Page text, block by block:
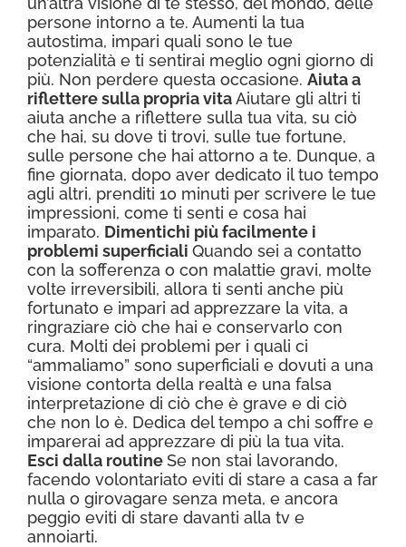
persone intorno a te. Aumenti la tua
autostima, impari quali sono le tue
potenzialità e ti sentirai meglio ogni giorno di
più. Non perdere questa occasione. Aiuta a
riflettere sulla propria vitaAiutare gli altri ti
aiuta anche a riflettere sulla tua vita, su ciò
che hai, su dove ti trovi, sulle tue fortune,
sulle persone che hai attorno a te. Dunque, a
fine giornata, dopo aver dedicato il tuo tempo
agli altri, prenditi 10 minuti per scrivere le tue
impressioni, come ti senti e cosa hai
imparato. Dimentichi più facilmente i
problemi superficiali Quando sei a contatto
con la sofferenza o con malattie gravi, molte
volte irreversibili, allora ti senti anche più
fortunato e impari ad apprezzare la vita, a
ringraziare ciò che hai e conservarlo con
cura. Molti dei problemi per i quali ci
“ammaliamo” sono superficiali e dovuti a una
visione contorta della realtà e una falsa
interpretazione di ciò che è grave e di ciò
che non lo è. Dedica del tempo a chi soffre e
imparerai ad apprezzare di più la tua vita.
Esci dalla routineSe non stai lavorando,
facendo volontariato eviti di stare a casa a far
nulla o girovagare senza meta, e ancora
peggio eviti di stare davanti alla tv e
annoiarti.